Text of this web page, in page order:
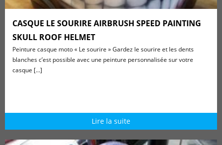
CASQUE LE SOURIRE AIRBRUSH SPEED PAINTING
SKULL ROOF HELMET
Peinture casque moto « Le sourire » Gardez le sourire et les dents
blanches c’est possible avec une peinture personnalisée sur votre
casque [...]
Lire la suite